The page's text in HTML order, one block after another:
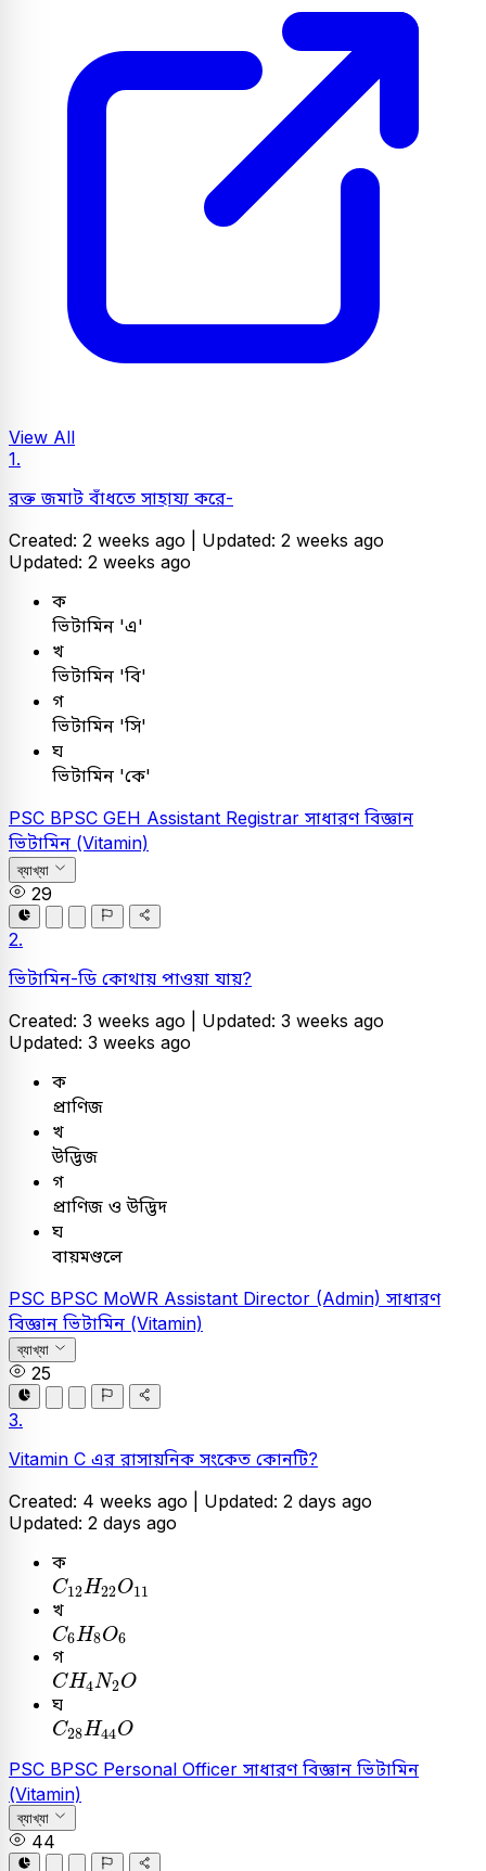
View All
1.
রক্ত জমাট বাঁধতে সাহায্য করে-
Created: 2 weeks ago | Updated: 2 weeks ago
Updated: 2 weeks ago
ক
ভিটামিন 'এ'
খ
ভিটামিন 'বি'
গ
ভিটামিন 'সি'
ঘ
ভিটামিন 'কে'
PSC BPSC GEH Assistant Registrar সাধারণ বিজ্ঞান
ভিটামিন (Vitamin)
ব্যাখ্যা
29
2.
ভিটামিন-ডি কোথায় পাওয়া যায়?
Created: 3 weeks ago | Updated: 3 weeks ago
Updated: 3 weeks ago
ক
প্রাণিজ
খ
উদ্ভিজ
গ
প্রাণিজ ও উদ্ভিদ
ঘ
বায়মণ্ডলে
PSC BPSC MoWR Assistant Director (Admin) সাধারণ
বিজ্ঞান ভিটামিন (Vitamin)
ব্যাখ্যা
25
3.
Vitamin C এর রাসায়নিক সংকেত কোনটি?
Created: 4 weeks ago | Updated: 2 days ago
Updated: 2 days ago
ক
C12H22O11
C12H 22O
খ
C6H8O6
C6H 8O
গ
CH4N2O
CH4 N 2O
ঘ
C28H44O
C28H 44
PSC BPSC Personal Officer সাধারণ বিজ্ঞান ভিটামিন
(Vitamin)
ব্যাখ্যা
44